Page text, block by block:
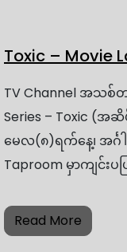
Toxic – Movie
TV Channel အသစ်
Series – Toxic (
မေလ(၈)ရက်နေ့၊ အင်္ဂ
Taproom မှာကျင်း
Read More